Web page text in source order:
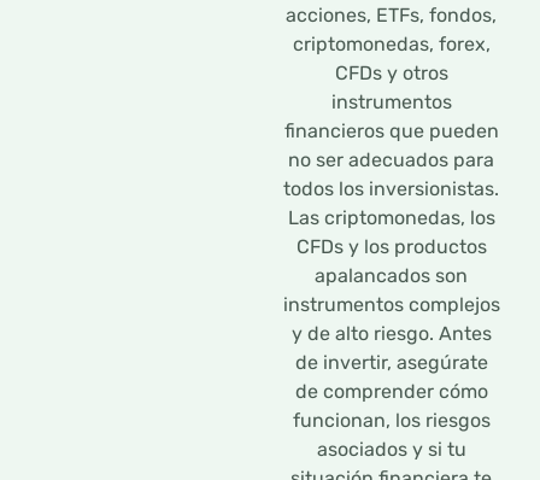
acciones, ETFs, fondos,
criptomonedas, forex,
CFDs y otros
instrumentos
financieros que pueden
no ser adecuados para
todos los inversionistas.
Las criptomonedas, los
CFDs y los productos
apalancados son
instrumentos complejos
y de alto riesgo. Antes
de invertir, asegúrate
de comprender cómo
funcionan, los riesgos
asociados y si tu